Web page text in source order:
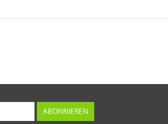
ABONNIEREN